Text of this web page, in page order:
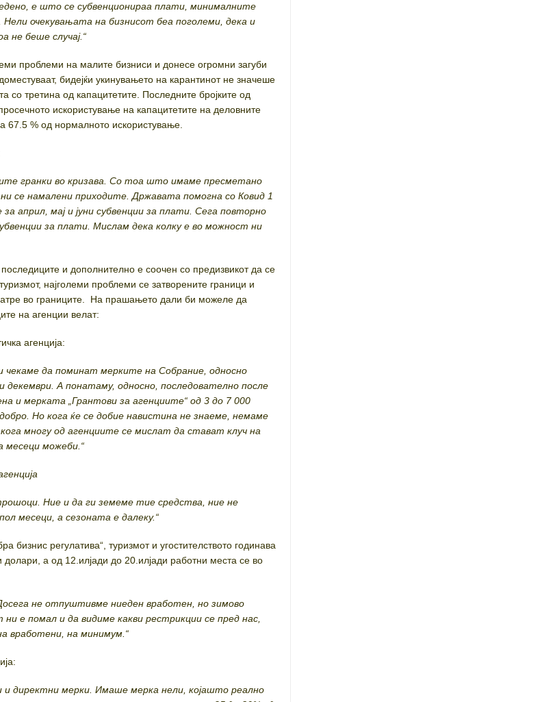
е што се субвенционираа плати, минималните
очекувањата на бизнисот беа поголеми, дека и
не беше случај.“
проблеми на малите бизниси и донесе огромни загуби
бидејќи укинувањето на карантинот не значеше
со третина од капацитетите. Последните бројките од
искористување на капацитетите на деловните
67.5 % од нормалното искористување.
гранки во кризава. Со тоа што имаме пресметано
се намалени приходите. Државата помогна со Ковид 1
април, мај и јуни субвенции за плати. Сега повторно
за плати. Мислам дека колку е во можност ни
и дополнително е соочен со предизвикот да се
најголеми проблеми се затворените граници и
во границите. На прашањето дали би можеле да
на агенции велат:
агенција:
чекаме да поминат мерките на Собрание, односно
А понатаму, односно, последователно после
и мерката „Грантови за агенциите“ од 3 до 7 000
Но кога ќе се добие навистина не знаеме, немаме
многу од агенциите се мислат да стават клуч на
месеци можеби.“
Ние и да ги земеме тие средства, ние не
месеци, а сезоната е далеку.“
бизнис регулатива“, туризмот и угостителството годинава
а од 12.илјади до 20.илјади работни места се во
не отпуштивме ниеден вработен, но зимово
е помал и да видиме какви рестрикции се пред нас,
вработени, на минимум.“
директни мерки. Имаше мерка нели, којашто реално